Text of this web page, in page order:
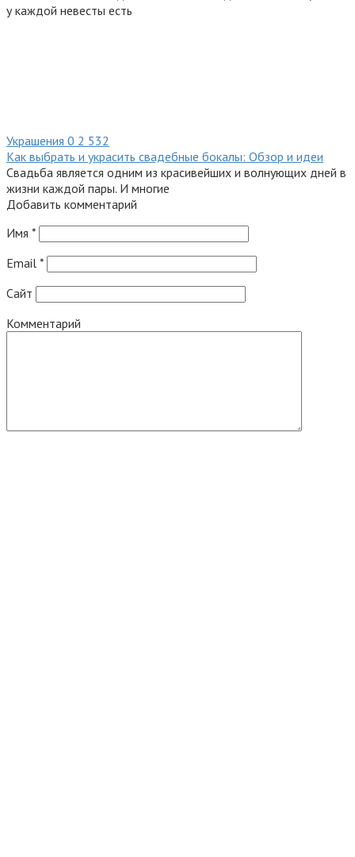
у каждой невесты есть
Украшения 0 2 532
Как выбрать и украсить свадебные бокалы: Обзор и идеи
Свадьба является одним из красивейших и волнующих дней в
жизни каждой пары. И многие
Добавить комментарий
Имя *
Email *
Сайт
Комментарий